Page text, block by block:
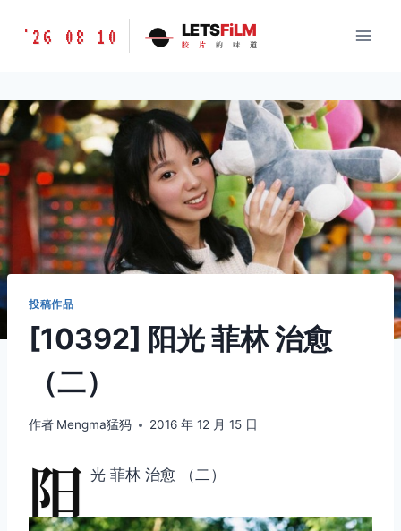
胶
味
道
LETSFILM
'26 08 10 LETSFiLM
胶 片 的 味 道
投稿作品
[10392] 阳光 菲林 治愈
（二）
作者 Mengma猛犸 2016 年 12 月 15 日
阳 光 菲林 治愈 （二）